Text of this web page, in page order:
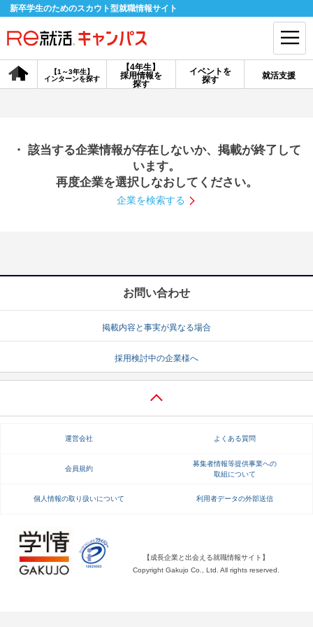
新卒学生のためのスカウト型就職情報サイト
【4年生】
採用情報を
探す
【1～3年生】
インターンを探す
イベントを
探す
就活支援
会員登録 ログイン
探す
【4年生】
説明会を探す
就活ノウハウ・サポート
就活ノウハウが満載！ お役立ち記事・相談室など
就活ニュースペーパー よくある質問
不明点があればこちら
・ 該当する企業情報が存在しないか、掲載が終了して
います。
再度企業を選択しなおしてください。
企業を検索する
お問い合わせ
掲載内容と事実が異なる場合
採用検討中の企業様へ
運営会社 よくある質問
会員規約
募集者情報等提供事業への
取組について
個人情報の取り扱いについて 利用者データの外部送信
【成長企業と出会える就職情報サイト】
Copyright Gakujo Co., Ltd. All rights reserved.